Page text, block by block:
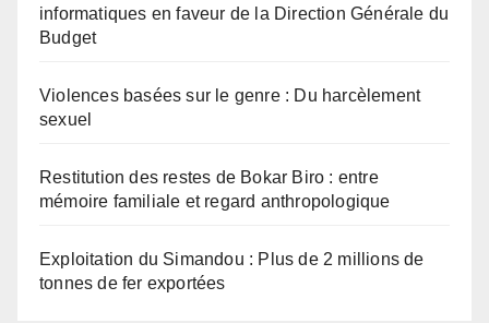
informatiques en faveur de la Direction Générale du
Budget
Violences basées sur le genre : Du harcèlement
sexuel
Restitution des restes de Bokar Biro : entre
mémoire familiale et regard anthropologique
Exploitation du Simandou : Plus de 2 millions de
tonnes de fer exportées